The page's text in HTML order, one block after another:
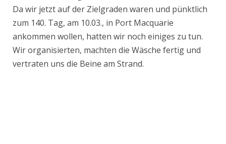
Da wir jetzt auf der Zielgraden waren und pünktlich
zum 140. Tag, am 10.03., in Port Macquarie
ankommen wollen, hatten wir noch einiges zu tun.
Wir organisierten, machten die Wäsche fertig und
vertraten uns die Beine am Strand.